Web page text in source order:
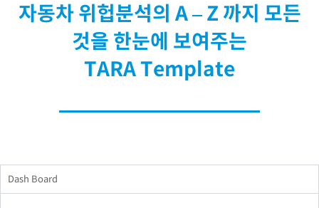
자동차 위헙분석의 A – Z 까지 모든
것을 한눈에 보여주는
TARA Template
Dash Board